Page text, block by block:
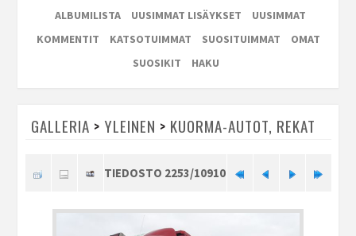
ALBUMILISTA
UUSIMMAT LISÄYKSET
UUSIMMAT
KOMMENTIT
KATSOTUIMMAT SUOSITUIMMAT
OMAT
SUOSIKIT
HAKU
GALLERIA > YLEINEN > KUORMA-AUTOT, REKAT
TIEDOSTO 2253/10910